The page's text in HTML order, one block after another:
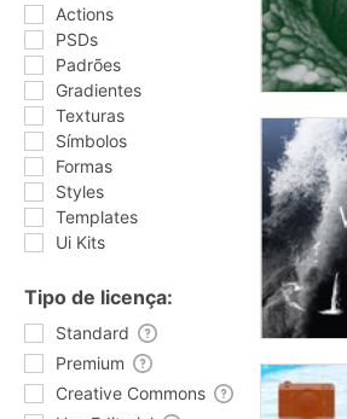
Actions
PSDs
Padrões
Gradientes
Texturas
Símbolos
Formas
Styles
Templates
Ui Kits
Tipo de licença:
Standard
Premium
Creative Commons